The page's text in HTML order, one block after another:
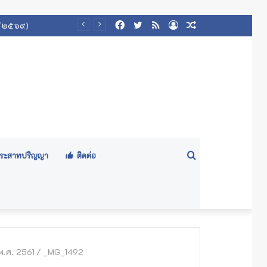
๒๕๖๙)
Log
RSS
Twitter
Facebook
ะสาทปริญญา ติดต่อ
ศ. 2561 / _MG_1492